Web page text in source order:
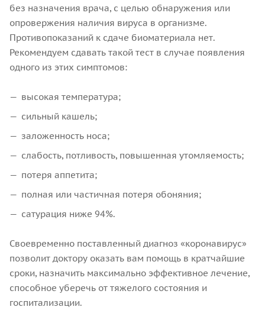
без назначения врача, с целью обнаружения или
опровержения наличия вируса в организме.
Противопоказаний к сдаче биоматериала нет.
Рекомендуем сдавать такой тест в случае появления
одного из этих симптомов:
высокая температура;
сильный кашель;
заложенность носа;
слабость, потливость, повышенная утомляемость;
потеря аппетита;
полная или частичная потеря обоняния;
сатурация ниже 94%.
Своевременно поставленный диагноз «коронавирус»
позволит доктору оказать вам помощь в кратчайшие
сроки, назначить максимально эффективное лечение,
способное уберечь от тяжелого состояния и
госпитализации.